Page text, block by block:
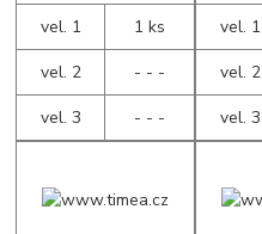
vel. 1
1 ks
vel. 2
- - -
vel. 3
- - -
vel. 1
vel. 2
vel. 3